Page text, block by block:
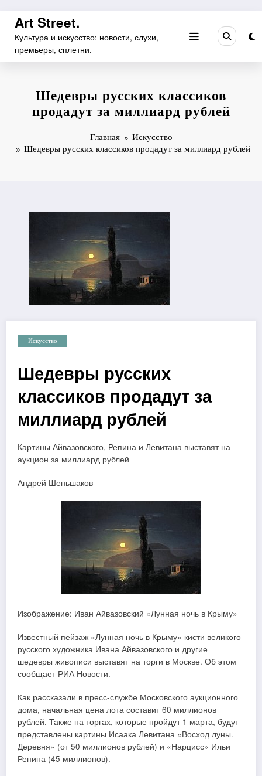
Перейти
содержимому
Art Street.
Культура и искусство: новости, слухи,
премьеры, сплетни.
Шедевры русских классиков
продадут за миллиард рублей
Главная
Искусство
Шедевры русских классиков продадут за миллиард рублей
Искусство
Шедевры русских
классиков продадут за
миллиард рублей
Картины Айвазовского, Репина и Левитана выставят на
аукцион за миллиард рублей
Андрей Шеньшаков
Изображение: Иван Айвазовский «Лунная ночь в Крыму»
Известный пейзаж «Лунная ночь в Крыму» кисти великого
русского художника Ивана Айвазовского и другие
шедевры живописи выставят на торги в Москве. Об этом
сообщает РИА Новости.
Как рассказали в пресс-службе Московского аукционного
дома, начальная цена лота составит 60 миллионов
рублей. Также на торгах, которые пройдут 1 марта, будут
представлены картины Исаака Левитана «Восход луны.
Деревня» (от 50 миллионов рублей) и «Нарцисс» Ильи
Репина (45 миллионов).